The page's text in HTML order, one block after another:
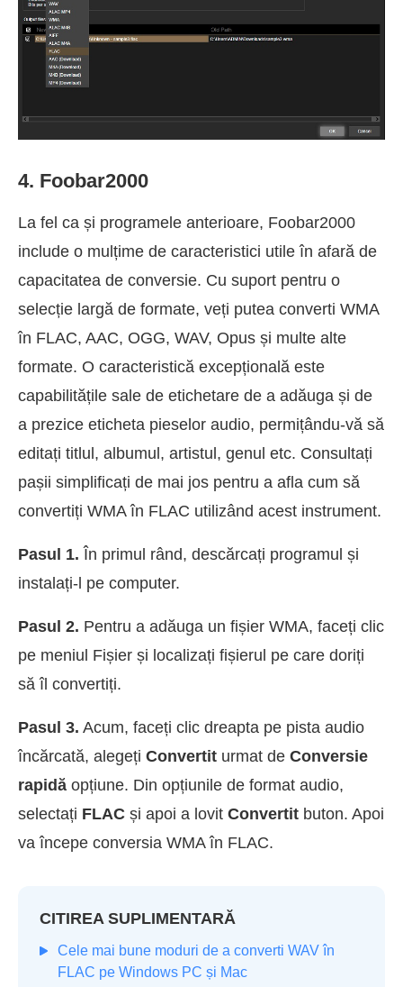
4. Foobar2000
La fel ca și programele anterioare, Foobar2000
include o mulțime de caracteristici utile în afară de
capacitatea de conversie. Cu suport pentru o
selecție largă de formate, veți putea converti WMA
în FLAC, AAC, OGG, WAV, Opus și multe alte
formate. O caracteristică excepțională este
capabilitățile sale de etichetare de a adăuga și de
a prezice eticheta pieselor audio, permițându-vă să
editați titlul, albumul, artistul, genul etc. Consultați
pașii simplificați de mai jos pentru a afla cum să
convertiți WMA în FLAC utilizând acest instrument.
Pasul 1. În primul rând, descărcați programul și
instalați-l pe computer.
Pasul 2. Pentru a adăuga un fișier WMA, faceți clic
pe meniul Fișier și localizați fișierul pe care doriți
să îl convertiți.
Pasul 3. Acum, faceți clic dreapta pe pista audio
încărcată, alegeți Convertit urmat de Conversie
rapidă opțiune. Din opțiunile de format audio,
selectați FLAC și apoi a lovit Convertit buton. Apoi
va începe conversia WMA în FLAC.
CITIREA SUPLIMENTARĂ
Cele mai bune moduri de a converti WAV în
FLAC pe Windows PC și Mac